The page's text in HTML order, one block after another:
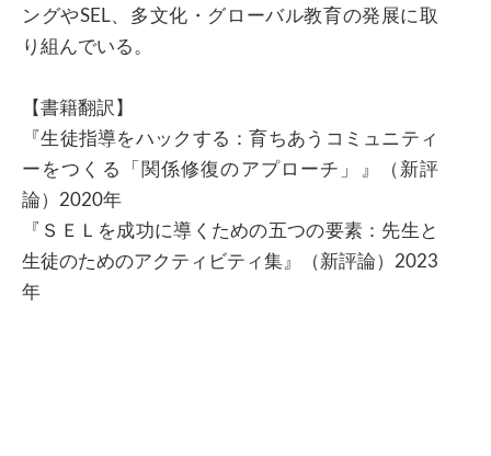
ングやSEL、多文化・グローバル教育の発展に取
り組んでいる。
【書籍翻訳】
『生徒指導をハックする：育ちあうコミュニティ
ーをつくる「関係修復のアプローチ」』（新評
論）2020年
『ＳＥＬを成功に導くための五つの要素：先生と
生徒のためのアクティビティ集』（新評論）2023
年